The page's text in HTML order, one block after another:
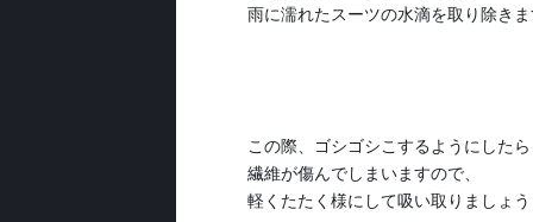
雨に濡れたスーツの水滴を取り除き
この際、ゴシゴシこするようにしたら
繊維が傷んでしまいますので、
軽くたたく様にして吸い取りましょう